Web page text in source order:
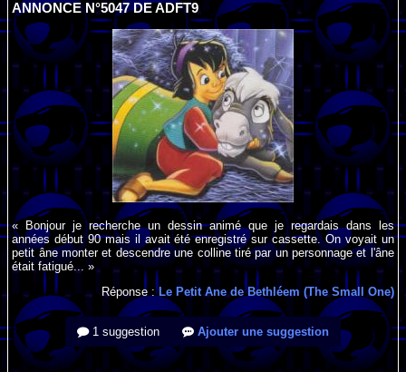
ANNONCE N°5047 DE ADFT9
« Bonjour je recherche un dessin animé que je regardais dans les
années début 90 mais il avait été enregistré sur cassette. On voyait un
petit âne monter et descendre une colline tiré par un personnage et l'âne
était fatigué... »
Réponse :Le Petit Ane de Bethléem (The Small One)
1 suggestion Ajouter une suggestion